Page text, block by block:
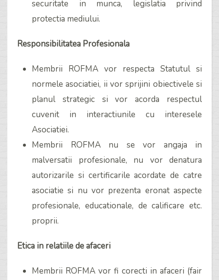
securitate in munca, legislatia privind
protectia mediului.
Responsibilitatea Profesionala
Membrii ROFMA vor respecta Statutul si
normele asociatiei, ii vor sprijini obiectivele si
planul strategic si vor acorda respectul
cuvenit in interactiunile cu interesele
Asociatiei.
Membrii ROFMA nu se vor angaja in
malversatii profesionale, nu vor denatura
autorizarile si certificarile acordate de catre
asociatie si nu vor prezenta eronat aspecte
profesionale, educationale, de calificare etc.
proprii.
Etica in relatiile de afaceri
Membrii ROFMA vor fi corecti in afaceri (fair